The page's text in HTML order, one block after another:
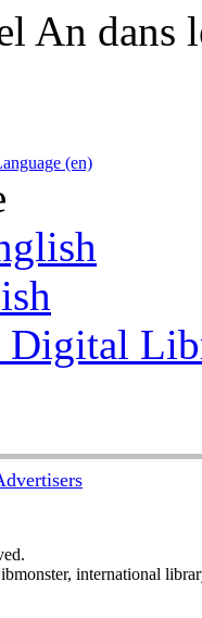
An dans
(en)
Digital
international